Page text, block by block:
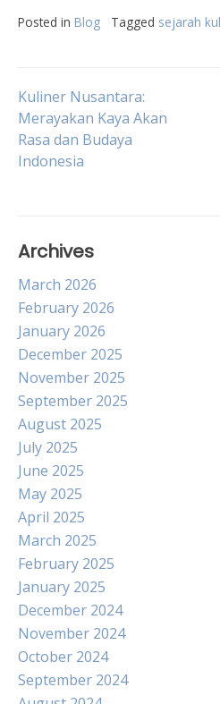
Posted in Blog Tagged sejarah
Post
navigation
Kuliner Nusantara:
Merayakan Kaya Akan
Rasa dan Budaya
Indonesia
Archives
March 2026
February 2026
January 2026
December 2025
November 2025
September 2025
August 2025
July 2025
June 2025
May 2025
April 2025
March 2025
February 2025
January 2025
December 2024
November 2024
October 2024
September 2024